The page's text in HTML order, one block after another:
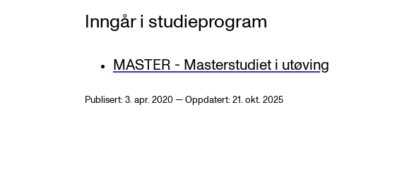
Inngår i studieprogram
MASTER - Masterstudiet i utøving
Publisert: 3. apr. 2020 — Oppdatert: 21. okt. 2025